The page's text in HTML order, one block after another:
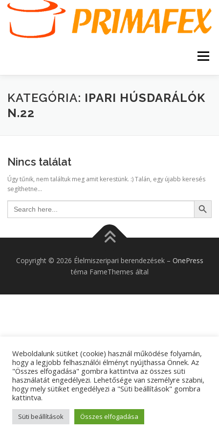
Tovább
tartalomhoz
Menü
KEZDŐOLDAL KAPCSOLAT TERMÉKEK
VÁSÁRLÁSI FELTÉTELEK
KATEGÓRIA: IPARI HÚSDARÁLÓK
N.22
Nincs találat
Úgy tűnik, nem találtuk meg amit kerestünk. :) Talán, egy újabb keresés
segíthetne...
Search
for:
Search Button
Copyright © 2026 Élelmiszeripari berendezések – OnePress
téma FameThemes által
Weboldalunk sütiket (cookie) használ működése folyamán,
hogy a legjobb felhasználói élményt nyújthassa Önnek. Az
"Összes elfogadása" gombra kattintva az összes süti
használatát engedélyezi. Lehetősége van személyre szabni,
hogy mely sütiket engedélyezi a "Süti beállítások" gombra
kattintva.
Süti beállítások Összes elfogadása